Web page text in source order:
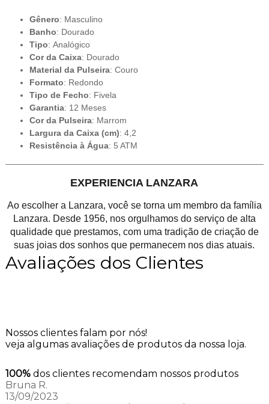
Gênero: Masculino
Banho: Dourado
Tipo: Analógico
Cor da Caixa: Dourado
Material da Pulseira: Couro
Formato: Redondo
Tipo de Fecho: Fivela
Garantia: 12 Meses
Cor da Pulseira: Marrom
Largura da Caixa (cm): 4,2
Resistência à Água: 5 ATM
EXPERIENCIA LANZARA
Ao escolher a Lanzara, você se torna um membro da família
Lanzara. Desde 1956, nos orgulhamos do serviço de alta
qualidade que prestamos, com uma tradição de criação de
suas joias dos sonhos que permanecem nos dias atuais.
Avaliações dos Clientes
Nossos clientes falam por nós!
veja algumas avaliações de produtos da nossa loja.
100% dos clientes recomendam nossos produtos
Bruna R.
13/09/2023